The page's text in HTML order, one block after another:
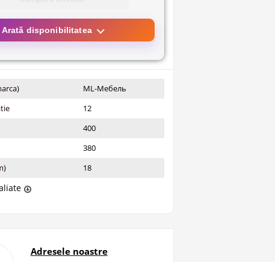
Arată disponibilitatea
ML-Мебель
12
400
380
18
Adresele noastre